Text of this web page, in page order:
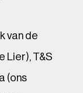
van de
Lier), T&S
(ons